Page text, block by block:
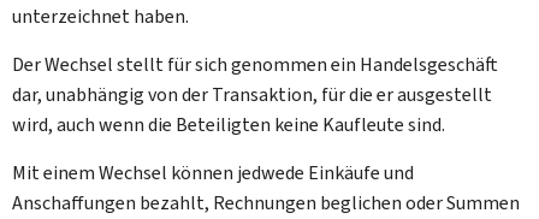
unterzeichnet haben.
Der Wechsel stellt für sich genommen ein Handelsgeschäft
dar, unabhängig von der Transaktion, für die er ausgestellt
wird, auch wenn die Beteiligten keine Kaufleute sind.
Mit einem Wechsel können jedwede Einkäufe und
Anschaffungen bezahlt, Rechnungen beglichen oder Summen